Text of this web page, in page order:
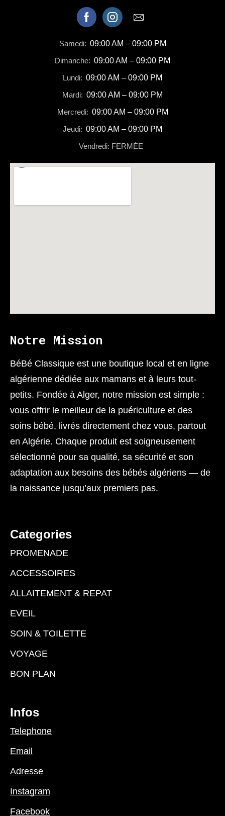
Samedi: 09:00 AM – 09:00 PM
Dimanche: 09:00 AM – 09:00 PM
Lundi: 09:00 AM – 09:00 PM
Mardi: 09:00 AM – 09:00 PM
Mercredi: 09:00 AM – 09:00 PM
Jeudi: 09:00 AM – 09:00 PM
Vendredi: FERMÉE
Notre Mission
BéBé Classique est une boutique local et en ligne
algérienne dédiée aux mamans et à leurs tout-
petits. Fondée à Alger, notre mission est simple :
vous offrir le meilleur de la puériculture et des
soins bébé, livrés directement chez vous, partout
en Algérie. Chaque produit est soigneusement
sélectionné pour sa qualité, sa sécurité et son
adaptation aux besoins des bébés algériens — de
la naissance jusqu’aux premiers pas.
Categories
PROMENADE
ACCESSOIRES
ALLAITEMENT & REPAT
EVEIL
SOIN & TOILETTE
VOYAGE
BON PLAN
Infos
Telephone
Email
Adresse
Instagram
Facebook